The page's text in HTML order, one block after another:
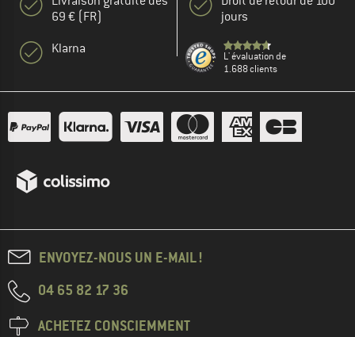
69 € (FR)
Klarna
jours
L' évaluation de
1.688 clients
ENVOYEZ-NOUS UN E-MAIL !
04 65 82 17 36
ACHETEZ CONSCIEMMENT